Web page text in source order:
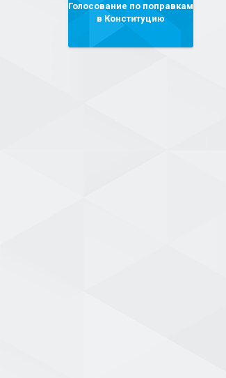
Голосование по поправкам
в Конституцию